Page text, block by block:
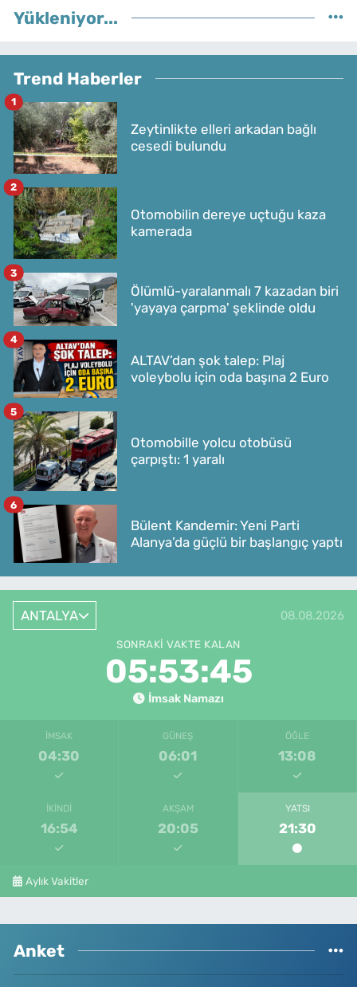
Yükleniyor...
Trend Haberler
Zeytinlikte elleri arkadan bağlı
cesedi bulundu
1
Otomobilin dereye uçtuğu kaza
kamerada
2
Ölümlü-yaralanmalı 7 kazadan biri
'yayaya çarpma' şeklinde oldu
3
ALTAV’dan şok talep: Plaj
voleybolu için oda başına 2 Euro
4
Otomobille yolcu otobüsü
çarpıştı: 1 yaralı
5
Bülent Kandemir: Yeni Parti
Alanya’da güçlü bir başlangıç yaptı
6
ANTALYA 08.08.2026
SONRAKI VAKTE KALAN
05:53:45
İmsak Namazı
İMSAK
04:30
GÜNEŞ
06:01
ÖĞLE
13:08
İKINDI
16:54
AKŞAM
20:05
YATSI
21:30
Aylık Vakitler
Anket